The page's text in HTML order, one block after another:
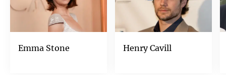
Emma Stone Henry Cavill